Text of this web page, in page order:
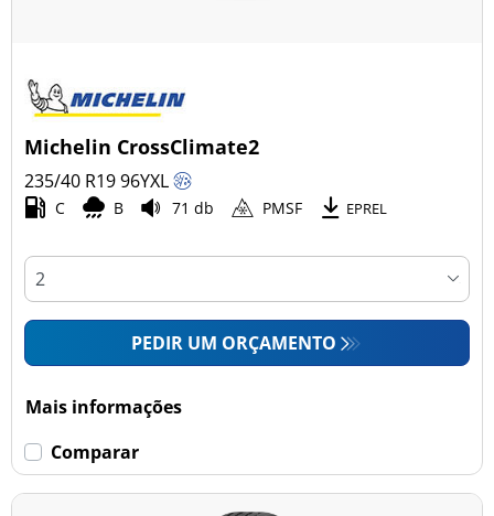
Michelin CrossClimate2
235/40 R1996YXL
C B 71 db PMSF EPREL
PEDIR UM ORÇAMENTO
Mais informações
Comparar